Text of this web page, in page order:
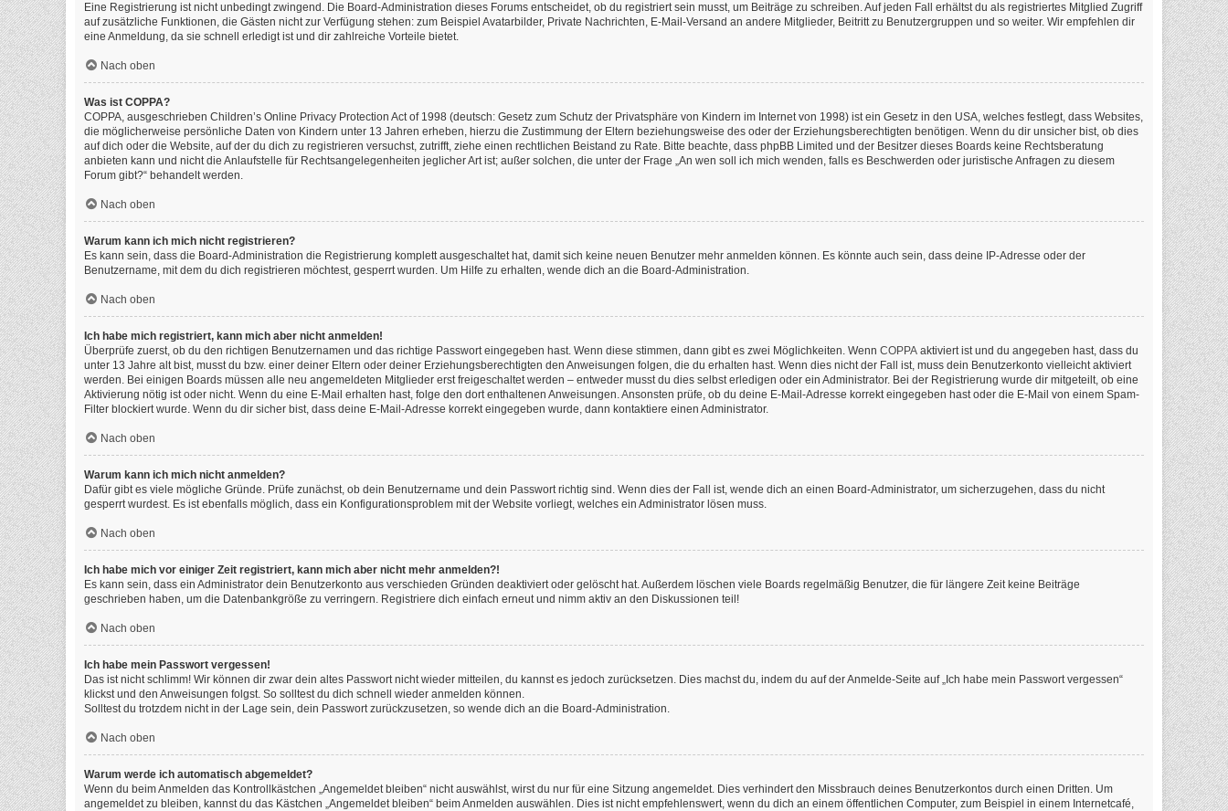
Eine Registrierung ist nicht unbedingt zwingend. Die Board-Administration dieses Forums entscheidet, ob du registriert sein musst, um Beiträge zu schreiben. Auf jeden Fall erhältst du als registriertes Mitglied Zugriff
auf zusätzliche Funktionen, die Gästen nicht zur Verfügung stehen: zum Beispiel Avatarbilder, Private Nachrichten, E-Mail-Versand an andere Mitglieder, Beitritt zu Benutzergruppen und so weiter. Wir empfehlen dir
eine Anmeldung, da sie schnell erledigt ist und dir zahlreiche Vorteile bietet.
Nach oben
Was ist COPPA?
COPPA, ausgeschrieben Children’s Online Privacy Protection Act of 1998 (deutsch: Gesetz zum Schutz der Privatsphäre von Kindern im Internet von 1998) ist ein Gesetz in den USA, welches festlegt, dass Websites,
die möglicherweise persönliche Daten von Kindern unter 13 Jahren erheben, hierzu die Zustimmung der Eltern beziehungsweise des oder der Erziehungsberechtigten benötigen. Wenn du dir unsicher bist, ob dies
auf dich oder die Website, auf der du dich zu registrieren versuchst, zutrifft, ziehe einen rechtlichen Beistand zu Rate. Bitte beachte, dass phpBB Limited und der Besitzer dieses Boards keine Rechtsberatung
anbieten kann und nicht die Anlaufstelle für Rechtsangelegenheiten jeglicher Art ist; außer solchen, die unter der Frage „An wen soll ich mich wenden, falls es Beschwerden oder juristische Anfragen zu diesem
Forum gibt?“ behandelt werden.
Nach oben
Warum kann ich mich nicht registrieren?
Es kann sein, dass die Board-Administration die Registrierung komplett ausgeschaltet hat, damit sich keine neuen Benutzer mehr anmelden können. Es könnte auch sein, dass deine IP-Adresse oder der
Benutzername, mit dem du dich registrieren möchtest, gesperrt wurden. Um Hilfe zu erhalten, wende dich an die Board-Administration.
Nach oben
Ich habe mich registriert, kann mich aber nicht anmelden!
Überprüfe zuerst, ob du den richtigen Benutzernamen und das richtige Passwort eingegeben hast. Wenn diese stimmen, dann gibt es zwei Möglichkeiten. Wenn COPPA aktiviert ist und du angegeben hast, dass du
unter 13 Jahre alt bist, musst du bzw. einer deiner Eltern oder deiner Erziehungsberechtigten den Anweisungen folgen, die du erhalten hast. Wenn dies nicht der Fall ist, muss dein Benutzerkonto vielleicht aktiviert
werden. Bei einigen Boards müssen alle neu angemeldeten Mitglieder erst freigeschaltet werden – entweder musst du dies selbst erledigen oder ein Administrator. Bei der Registrierung wurde dir mitgeteilt, ob eine
Aktivierung nötig ist oder nicht. Wenn du eine E-Mail erhalten hast, folge den dort enthaltenen Anweisungen. Ansonsten prüfe, ob du deine E-Mail-Adresse korrekt eingegeben hast oder die E-Mail von einem Spam-
Filter blockiert wurde. Wenn du dir sicher bist, dass deine E-Mail-Adresse korrekt eingegeben wurde, dann kontaktiere einen Administrator.
Nach oben
Warum kann ich mich nicht anmelden?
Dafür gibt es viele mögliche Gründe. Prüfe zunächst, ob dein Benutzername und dein Passwort richtig sind. Wenn dies der Fall ist, wende dich an einen Board-Administrator, um sicherzugehen, dass du nicht
gesperrt wurdest. Es ist ebenfalls möglich, dass ein Konfigurationsproblem mit der Website vorliegt, welches ein Administrator lösen muss.
Nach oben
Ich habe mich vor einiger Zeit registriert, kann mich aber nicht mehr anmelden?!
Es kann sein, dass ein Administrator dein Benutzerkonto aus verschieden Gründen deaktiviert oder gelöscht hat. Außerdem löschen viele Boards regelmäßig Benutzer, die für längere Zeit keine Beiträge
geschrieben haben, um die Datenbankgröße zu verringern. Registriere dich einfach erneut und nimm aktiv an den Diskussionen teil!
Nach oben
Ich habe mein Passwort vergessen!
Das ist nicht schlimm! Wir können dir zwar dein altes Passwort nicht wieder mitteilen, du kannst es jedoch zurücksetzen. Dies machst du, indem du auf der Anmelde-Seite auf „Ich habe mein Passwort vergessen“
klickst und den Anweisungen folgst. So solltest du dich schnell wieder anmelden können.
Solltest du trotzdem nicht in der Lage sein, dein Passwort zurückzusetzen, so wende dich an die Board-Administration.
Nach oben
Warum werde ich automatisch abgemeldet?
Wenn du beim Anmelden das Kontrollkästchen „Angemeldet bleiben“ nicht auswählst, wirst du nur für eine Sitzung angemeldet. Dies verhindert den Missbrauch deines Benutzerkontos durch einen Dritten. Um
angemeldet zu bleiben, kannst du das Kästchen „Angemeldet bleiben“ beim Anmelden auswählen. Dies ist nicht empfehlenswert, wenn du dich an einem öffentlichen Computer, zum Beispiel in einem Internetcafé,